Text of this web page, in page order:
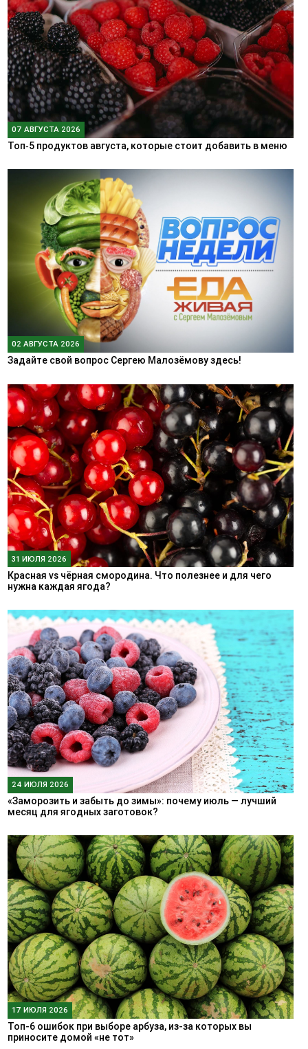
07 АВГУСТА 2026
Топ‑5 продуктов августа, которые стоит добавить в меню
02 АВГУСТА 2026
Задайте свой вопрос Сергею Малозёмову здесь!
31 ИЮЛЯ 2026
Красная vs чёрная смородина. Что полезнее и для чего
нужна каждая ягода?
24 ИЮЛЯ 2026
«Заморозить и забыть до зимы»: почему июль — лучший
месяц для ягодных заготовок?
17 ИЮЛЯ 2026
Топ-6 ошибок при выборе арбуза, из-за которых вы
приносите домой «не тот»